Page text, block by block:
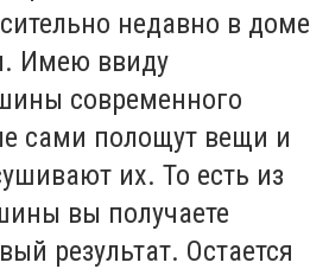
недавно в доме
Имею ввиду
современного
сами полощут вещи и
их. То есть из
вы получаете
результат. Остается